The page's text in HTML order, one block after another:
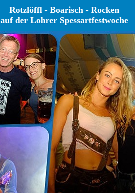
Rotzlöffl - Boarisch - Rocken
auf der Lohrer Spessartfestwoche